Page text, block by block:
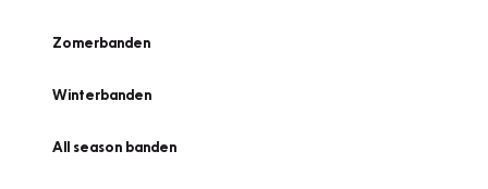
Zomerbanden
Winterbanden
All season banden